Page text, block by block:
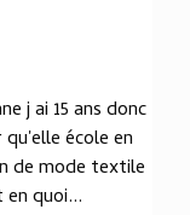
j ai 15 ans donc
école en
de mode textile
quoi...